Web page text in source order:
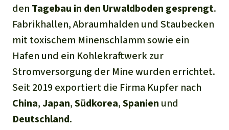
den Tagebau in den Urwaldboden gesprengt.
Fabrikhallen, Abraumhalden und Staubecken
mit toxischem Minenschlamm sowie ein
Hafen und ein Kohlekraftwerk zur
Stromversorgung der Mine wurden errichtet.
Seit 2019 exportiert die Firma Kupfer nach
China,Japan,Südkorea,Spanien und
Deutschland.